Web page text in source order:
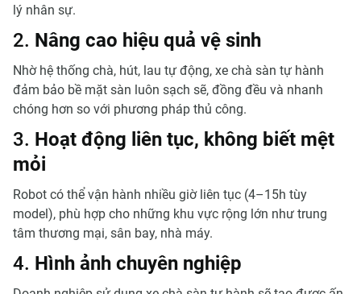
lý nhân sự.
2. Nâng cao hiệu quả vệ sinh
Nhờ hệ thống chà, hút, lau tự động, xe chà sàn tự hành
đảm bảo bề mặt sàn luôn sạch sẽ, đồng đều và nhanh
chóng hơn so với phương pháp thủ công.
3. Hoạt động liên tục, không biết mệt
mỏi
Robot có thể vận hành nhiều giờ liên tục (4–15h tùy
model), phù hợp cho những khu vực rộng lớn như trung
tâm thương mại, sân bay, nhà máy.
4. Hình ảnh chuyên nghiệp